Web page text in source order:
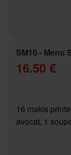
SM10 - Menu
16.50 €
16 makis
avocat, 1